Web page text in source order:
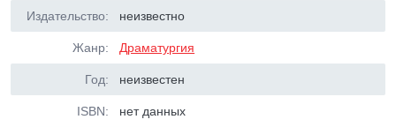
Издательство: неизвестно
Жанр: Драматургия
Год: неизвестен
ISBN: нет данных